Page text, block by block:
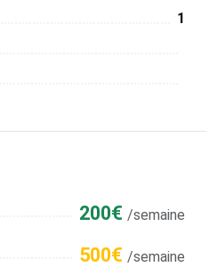
1
200€ /semaine
500€ /semaine